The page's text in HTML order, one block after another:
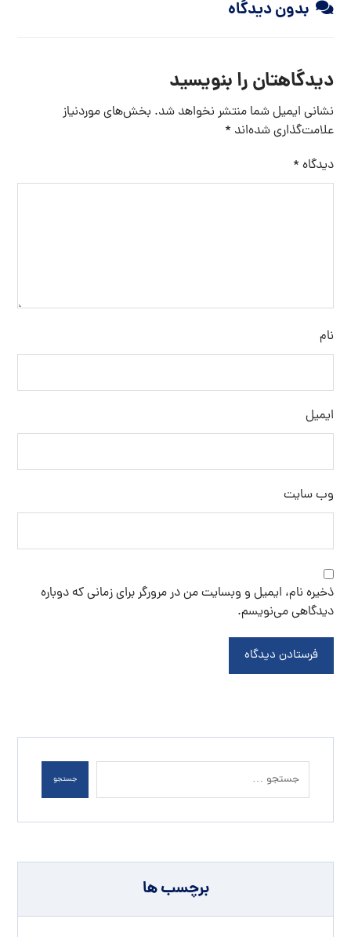
بدون دیدگاه
دیدگاهتان را بنویسید
نشانی ایمیل شما منتشر نخواهد شد. بخش‌های موردنیاز
علامت‌گذاری شده‌اند *
دیدگاه *
نام
ایمیل
وب‌ سایت
ذخیره نام، ایمیل و وبسایت من در مرورگر برای زمانی که دوباره
دیدگاهی می‌نویسم.
فرستادن دیدگاه
جستجو
برچسب ها